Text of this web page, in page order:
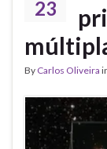
23
By Carlos Oliveira